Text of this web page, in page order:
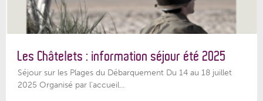
Les Châtelets : information séjour été 2025
Séjour sur les Plages du Débarquement Du 14 au 18 juillet
2025 Organisé par l’accueil...